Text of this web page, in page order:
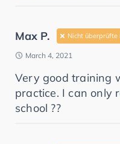
Max P. Nicht überprüfte
March 4, 2021
Very good training
practice. I can only
school ??